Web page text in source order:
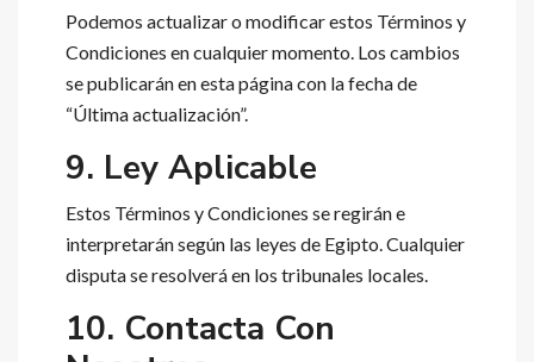
Podemos actualizar o modificar estos Términos y
Condiciones en cualquier momento. Los cambios
se publicarán en esta página con la fecha de
“Última actualización”.
9. Ley Aplicable
Estos Términos y Condiciones se regirán e
interpretarán según las leyes de Egipto. Cualquier
disputa se resolverá en los tribunales locales.
10. Contacta Con